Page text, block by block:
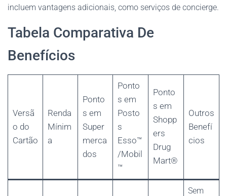
incluem vantagens adicionais, como serviços de concierge.
Tabela Comparativa De
Benefícios
Versã
o do
Cartão
Renda
Mínim
a
Ponto
s em
Super
merca
dos
Ponto
s em
Posto
s
Esso™
/Mobil
™
Ponto
s em
Shopp
ers
Drug
Mart®
Outros
Benefí
cios
Sem